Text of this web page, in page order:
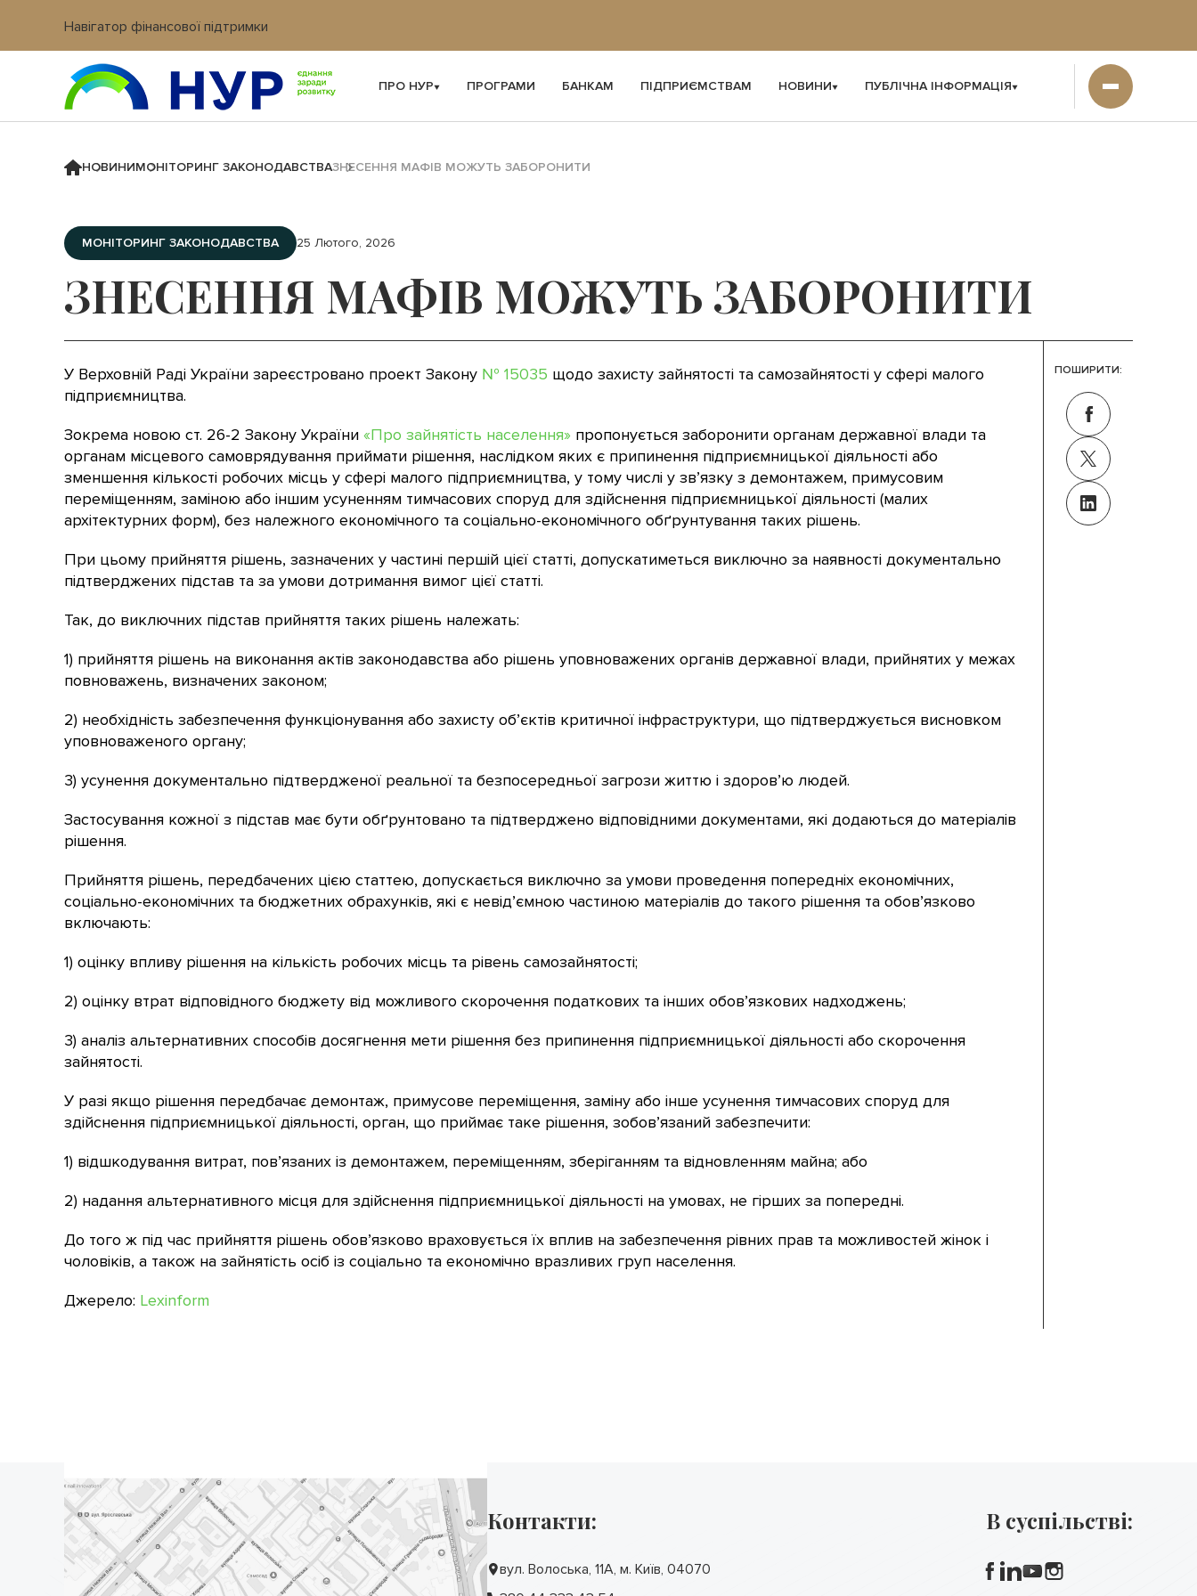
Навігатор фінансової підтримки
Вхід в кабінет IT платформи
ПРО НУР ПРОГРАМИ БАНКАМ ПІДПРИЄМСТВАМ НОВИНИ ПУБЛІЧНА ІНФОРМАЦІЯ
НОВИНИМОНІТОРИНГ ЗАКОНОДАВСТВАЗНЕСЕННЯ МАФІВ МОЖУТЬ ЗАБОРОНИТИ
МОНІТОРИНГ ЗАКОНОДАВСТВА 25 Лютого, 2026
ЗНЕСЕННЯ МАФІВ МОЖУТЬ ЗАБОРОНИТИ
У Верховній Раді України зареєстровано проект Закону № 15035 щодо захисту зайнятості та самозайнятості у сфері малого
підприємництва.
Зокрема новою ст. 26-2 Закону України «Про зайнятість населення» пропонується заборонити органам державної влади та
органам місцевого самоврядування приймати рішення, наслідком яких є припинення підприємницької діяльності або
зменшення кількості робочих місць у сфері малого підприємництва, у тому числі у зв’язку з демонтажем, примусовим
переміщенням, заміною або іншим усуненням тимчасових споруд для здійснення підприємницької діяльності (малих
архітектурних форм), без належного економічного та соціально-економічного обґрунтування таких рішень.
При цьому прийняття рішень, зазначених у частині першій цієї статті, допускатиметься виключно за наявності документально
підтверджених підстав та за умови дотримання вимог цієї статті.
Так, до виключних підстав прийняття таких рішень належать:
1) прийняття рішень на виконання актів законодавства або рішень уповноважених органів державної влади, прийнятих у межах
повноважень, визначених законом;
2) необхідність забезпечення функціонування або захисту об’єктів критичної інфраструктури, що підтверджується висновком
уповноваженого органу;
3) усунення документально підтвердженої реальної та безпосередньої загрози життю і здоров’ю людей.
Застосування кожної з підстав має бути обґрунтовано та підтверджено відповідними документами, які додаються до матеріалів
рішення.
Прийняття рішень, передбачених цією статтею, допускається виключно за умови проведення попередніх економічних,
соціально-економічних та бюджетних обрахунків, які є невід’ємною частиною матеріалів до такого рішення та обов’язково
включають:
1) оцінку впливу рішення на кількість робочих місць та рівень самозайнятості;
2) оцінку втрат відповідного бюджету від можливого скорочення податкових та інших обов’язкових надходжень;
3) аналіз альтернативних способів досягнення мети рішення без припинення підприємницької діяльності або скорочення
зайнятості.
У разі якщо рішення передбачає демонтаж, примусове переміщення, заміну або інше усунення тимчасових споруд для
здійснення підприємницької діяльності, орган, що приймає таке рішення, зобов’язаний забезпечити:
1) відшкодування витрат, пов’язаних із демонтажем, переміщенням, зберіганням та відновленням майна; або
2) надання альтернативного місця для здійснення підприємницької діяльності на умовах, не гірших за попередні.
До того ж під час прийняття рішень обов’язково враховується їх вплив на забезпечення рівних прав та можливостей жінок і
чоловіків, а також на зайнятість осіб із соціально та економічно вразливих груп населення.
Джерело: Lexinform
ПОШИРИТИ:
Контакти:
вул. Волоська, 11А, м. Київ, 04070
В суспільстві: